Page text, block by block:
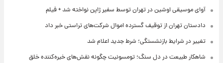
آوای موسیقی اوشین در تهران توسط سفیر ژاپن نواخته شد + فیلم
دادستان تهران از توقیف گسترده اموال شرکت‌های تراستی خبر داد
تغییر در شرایط بازنشستگی؛ شرط جدید اعلام شد
شاهکار طبیعت در دل سنگ؛ تومسونیت چگونه نقش‌های خیره‌کننده خلق